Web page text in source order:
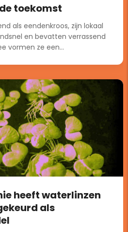
toekomst
als eendenkroos, zijn lokaal
en bevatten verrassend
vormen ze een...
heeft waterlinzen
als